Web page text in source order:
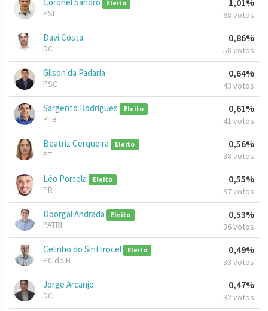
Eleito
PSL
1,01%
68 votos
Davi Costa
DC
0,86%
58 votos
Gilson da Padaria
PSC
0,64%
43 votos
Sargento Rodrigues Eleito
PTB
0,61%
41 votos
Beatriz Cerqueira Eleito
PT
0,56%
38 votos
Léo Portela Eleito
PR
0,55%
37 votos
Doorgal Andrada Eleito
PATRI
0,53%
36 votos
Celinho do Sinttrocel Eleito
PC do B
0,49%
33 votos
Jorge Arcanjo
DC
0,47%
32 votos